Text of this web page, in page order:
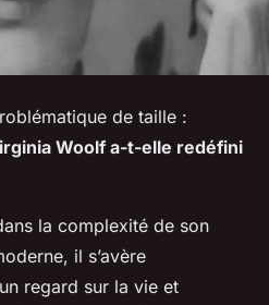
de taille :
Woolf a-t-elle redéfini
la complexité de son
il s’avère
regard sur la vie et